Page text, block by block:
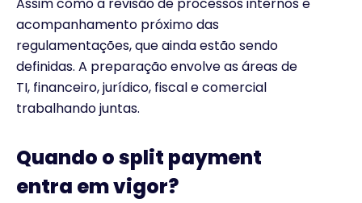
acompanhamento próximo das
regulamentações, que ainda estão sendo
definidas. A preparação envolve as áreas de
TI, financeiro, jurídico, fiscal e comercial
trabalhando juntas.
Quando o split payment
entra em vigor?